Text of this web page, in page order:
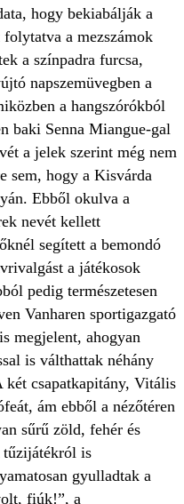
hogy bekiabálják a
a mezszámok
a színpadra furcsa,
napszemüvegben a
a hangszórókból
baki Senna Miangue-gal
a jelek szerint még nem
sem, hogy a Kisvárda
Ebből okulva a
nevét kellett
segített a bemondó
a játékosok
pedig természetesen
Vanharen sportigazgató
megjelent, ahogyan
is válthattak néhány
két csapatkapitány, Vitális
ám ebből a nézőtéren
sűrű zöld, fehér és
tűzijátékról is
gyulladtak a
fiúk!”, a